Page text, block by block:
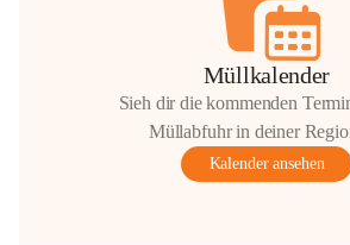
Müllkalender
Sieh dir die kommenden
Müllabfuhr in deiner
Kalender ansehen